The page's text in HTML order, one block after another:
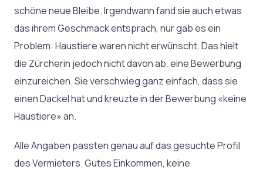
schöne neue Bleibe. Irgendwann fand sie auch etwas
das ihrem Geschmack entsprach, nur gab es ein
Problem: Haustiere waren nicht erwünscht. Das hielt
die Zürcherin jedoch nicht davon ab, eine Bewerbung
einzureichen. Sie verschwieg ganz einfach, dass sie
einen Dackel hat und kreuzte in der Bewerbung «keine
Haustiere» an.
Alle Angaben passten genau auf das gesuchte Profil
des Vermieters. Gutes Einkommen, keine